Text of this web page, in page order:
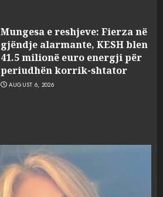
Mungesa e reshjeve: Fierza në
gjëndje alarmante, KESH blen
41.5 milionë euro energji për
periudhën korrik-shtator
AUGUST 6, 2026